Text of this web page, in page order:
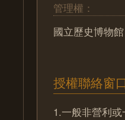
管理權：
國立歷史博物館
授權聯絡窗
1.一般非營利